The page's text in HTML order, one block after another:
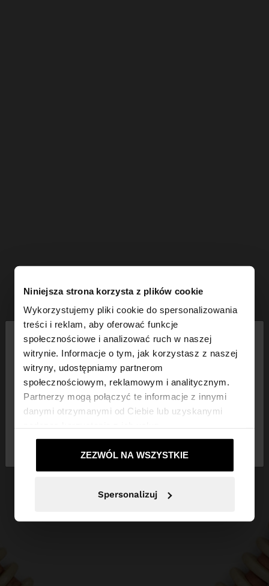
Niniejsza strona korzysta z plików cookie
Wykorzystujemy pliki cookie do spersonalizowania
treści i reklam, aby oferować funkcje
społecznościowe i analizować ruch w naszej
witrynie. Informacje o tym, jak korzystasz z naszej
witryny, udostępniamy partnerom
społecznościowym, reklamowym i analitycznym.
Partnerzy mogą połączyć te informacje z innymi
danymi otrzymanymi od Ciebie lub uzyskanymi
ZEZWÓL NA WSZYSTKIE
Spersonalizuj
witaj
Odwiedzasz stronę z Polska. Czy chcesz
przeglądać naszą stronę United States?